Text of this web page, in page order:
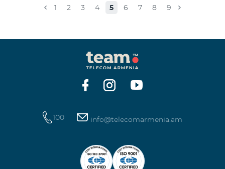
1 2 3 4 5 6 7 8 9
100 info@telecomarmenia.am